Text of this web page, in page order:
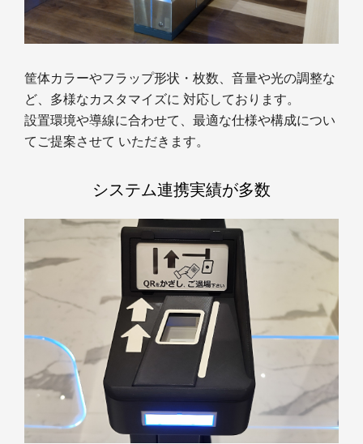
筐体カラーやフラップ形状・枚数、音量や光の調整な
ど、多様なカスタマイズに 対応しております。
設置環境や導線に合わせて、最適な仕様や構成につい
てご提案させて いただきます。
システム連携実績が多数